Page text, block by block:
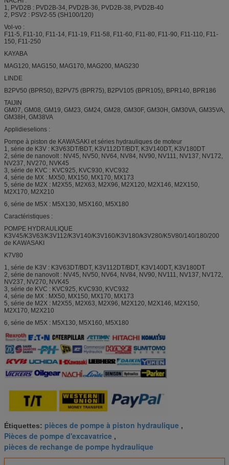
1, PVD2B : PVD2B-34, PVD2B-36, PVD2B-38, PVD2B-40
2, PSV2 : PSV2-55 (SH100/120)
Vol-vo :
F11-5, F11-10, F11-14, F11-19, F11-58, F11-60, F11-80, F11-90, F11-110, F11-
150, F11-250
KAYABA
MAG120, MAG150, MAG170, MAG200, MAG230
LINDE
B2PV50 (BPR50), B2PV75 (BPR75), B2PV105 (BPR105), BPR140, BPR186
TAIJIN
GM07, GM08, GM19, GM23, GM24, GM28, GM30F, GM30H, GM30VA, GM35VA,
GM38H, GM38VA
Applidieselions :
Pompe à piston de KAWASAKI et séries hydrauliques de moteur
1, série de K3V : K3V63DT/BDT, K3V112DT/BDT, K3V140DT, K3V180DT
2, série de nanovolt : NV45, NV50, NV64, NV84, NV90, NV111, NV137, NV172,
NV237, NV270, NVK45
3, série de KVC : KVC925, KVC930, KVC932
4, série de MX : MX50, MX150, MX170, MX173
5, série de M2X : M2X55, M2X63, M2X96, M2X120, M2X146, M2X150,
M2X170, M2X210
6, série de M5X : M5X130, M5X160, M5X180
Caractéristiques :
POMPE HYDRAULIQUE
K3V45/K3V63/K3V112/K3V140/K3V160/K3V180/k3V280/K5V80/140/180/200
de KAWASAKI
K7V80
1, série de K3V : K3V63DT/BDT, K3V112DT/BDT, K3V140DT, K3V180DT
2, série de nanovolt : NV45, NV50, NV64, NV84, NV90, NV111, NV137, NV172,
NV237, NV270, NVK45
3, série de KVC : KVC925, KVC930, KVC932
4, série de MX : MX50, MX150, MX170, MX173
5, série de M2X : M2X55, M2X63, M2X96, M2X120, M2X146, M2X150,
M2X170, M2X210
6, série de M5X : M5X130, M5X160, M5X180
Étiquettes: pièces de pompe à piston hydraulique ,
Pièces de pompe d'excavatrice ,
pièces de rechange de pompe hydraulique